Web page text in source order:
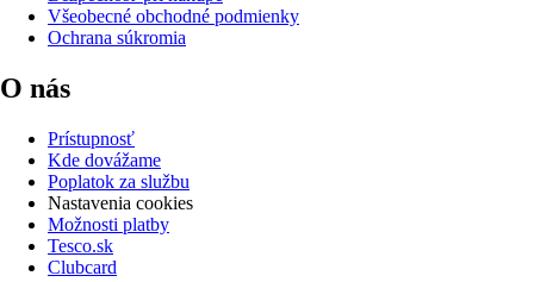
Všeobecné obchodné podmienky
Ochrana súkromia
O nás
Prístupnosť
Kde dovážame
Poplatok za službu
Nastavenia cookies
Možnosti platby
Tesco.sk
Clubcard